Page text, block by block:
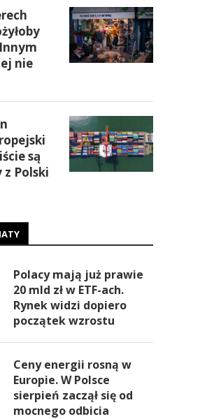
nie
są
Polski
Polacy mają już prawie
20 mld zł w ETF-ach.
Rynek widzi dopiero
początek wzrostu
Ceny energii rosną w
Europie. W Polsce
sierpień zaczął się od
mocnego odbicia